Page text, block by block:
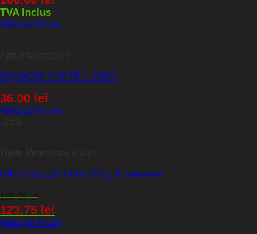
TVA Inclus
Adaugă în coș
EQVAGEL FORTE – 150 G
36.00 lei
Adaugă în coș
Hill’s Dog Z/D Ultra 370 g, 6 conserve
165.00lei
123.75 lei
Adaugă în coș